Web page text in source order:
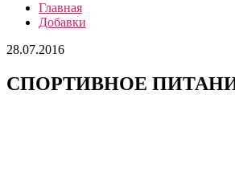
Главная
Добавки
28.07.2016
СПОРТИВНОЕ